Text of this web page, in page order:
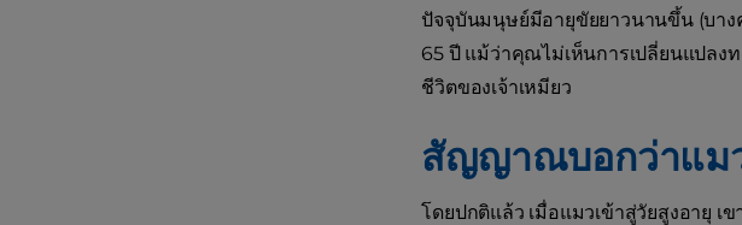
ปัจจุบันมนุษย์มีอายุขัยยาวนานขึ้น (บาง
65 ปี แม้ว่าคุณไม่เห็นการเปลี่ยนแปลง
ชีวิตของเจ้าเหมียว
สัญญาณบอกว่าแม
โดยปกติแล้ว เมื่อแมวเข้าสู่วัยสูงอายุ